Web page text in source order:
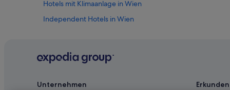
Hotels mit Klimaanlage in Wien
Independent Hotels in Wien
Hotels nahe Stephansplatz
Hotels mit Aussicht in Innere Stadt
Unternehmen Erkunden